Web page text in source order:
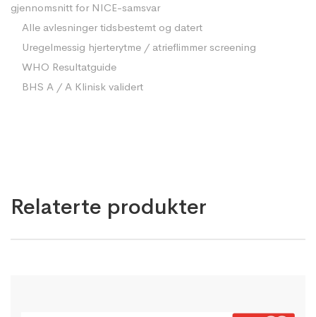
gjennomsnitt for NICE-samsvar
Alle avlesninger tidsbestemt og datert
Uregelmessig hjerterytme / atrieflimmer screening
WHO Resultatguide
BHS A / A Klinisk validert
Relaterte produkter